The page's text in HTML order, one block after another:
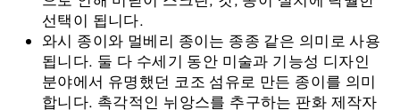
선택이 됩니다.
와시 종이와 멀베리 종이는 종종 같은 의미로 사용
됩니다. 둘 다 수세기 동안 미술과 기능성 디자인
분야에서 유명했던 코조 섬유로 만든 종이를 의미
합니다. 촉각적인 뉘앙스를 추구하는 판화 제작자